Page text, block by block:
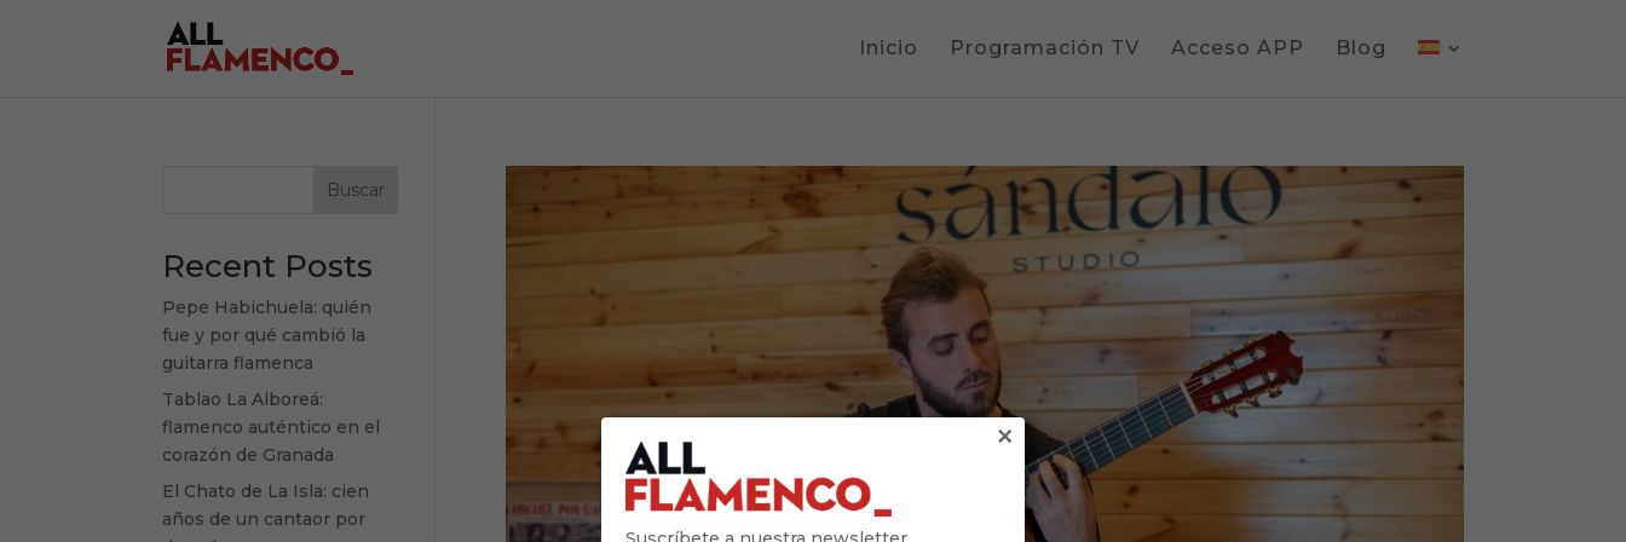
Inicio Programación TV Acceso APP Blog
Buscar
Recent Posts
Pepe Habichuela: quién
fue y por qué cambió la
guitarra flamenca
Tablao La Alboreá:
flamenco auténtico en el
corazón de Granada
El Chato de La Isla: cien
años de un cantaor por
×